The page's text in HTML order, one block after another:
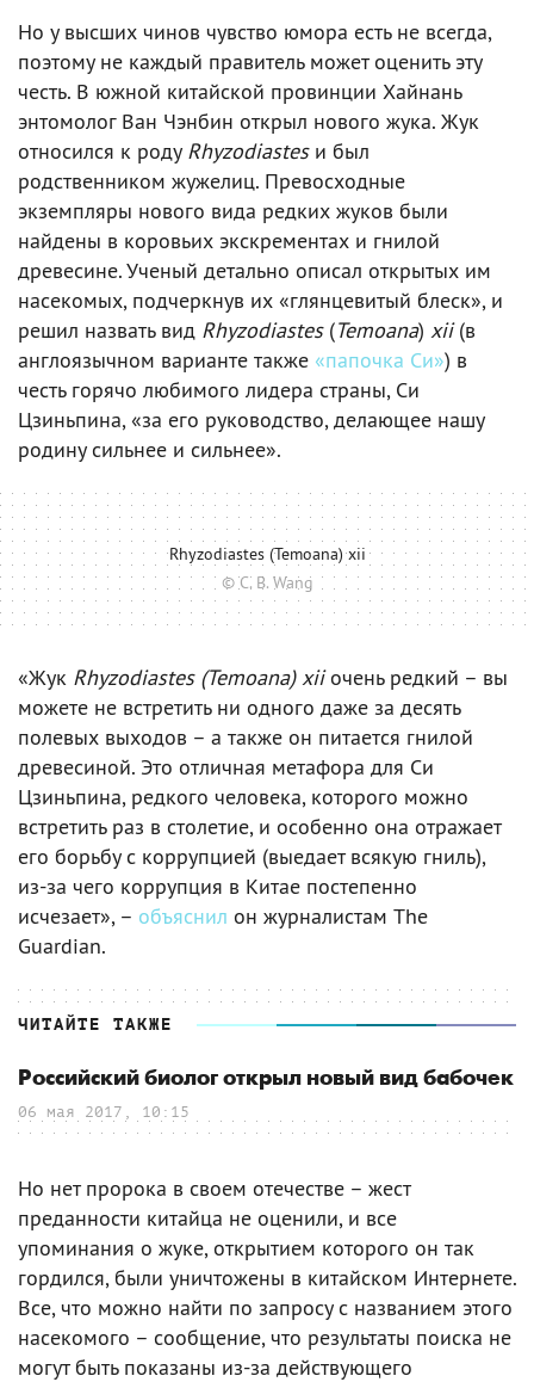
Но у высших чинов чувство юмора есть не всегда,
поэтому не каждый правитель может оценить эту
честь. В южной китайской провинции Хайнань
энтомолог Ван Чэнбин открыл нового жука. Жук
относился к роду Rhyzodiastesи был
родственником жужелиц. Превосходные
экземпляры нового вида редких жуков были
найдены в коровьих экскрементах и гнилой
древесине. Ученый детально описал открытых им
насекомых, подчеркнув их «глянцевитый блеск», и
решил назвать вид Rhyzodiastes(Temoana) xii(в
англоязычном варианте также «папочка Си») в
честь горячо любимого лидера страны, Си
Цзиньпина, «за его руководство, делающее нашу
родину сильнее и сильнее».
Rhyzodiastes (Temoana) xii
© C. B. Wang
«Жук Rhyzodiastes (Temoana) xiiочень редкий – вы
можете не встретить ни одного даже за десять
полевых выходов – а также он питается гнилой
древесиной. Это отличная метафора для Си
Цзиньпина, редкого человека, которого можно
встретить раз в столетие, и особенно она отражает
его борьбу с коррупцией (выедает всякую гниль),
из-за чего коррупция в Китае постепенно
исчезает», – объяснил он журналистам The
Guardian.
ЧИТАЙТЕ ТАКЖЕ
Российский биолог открыл новый вид бабочек
06 мая 2017, 10:15
Но нет пророка в своем отечестве – жест
преданности китайца не оценили, и все
упоминания о жуке, открытием которого он так
гордился, были уничтожены в китайском Интернете.
Все, что можно найти по запросу с названием этого
насекомого – сообщение, что результаты поиска не
могут быть показаны из-за действующего